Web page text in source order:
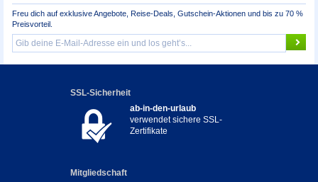
Freu dich auf exklusive Angebote, Reise-Deals, Gutschein-Aktionen und bis zu 70 %
Preisvorteil.
SSL-Sicherheit
ab-in-den-urlaub
verwendet sichere SSL-
Zertifikate
Mitgliedschaft